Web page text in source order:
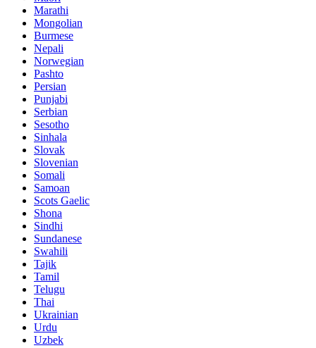
Marathi
Mongolian
Burmese
Nepali
Norwegian
Pashto
Persian
Punjabi
Serbian
Sesotho
Sinhala
Slovak
Slovenian
Somali
Samoan
Scots Gaelic
Shona
Sindhi
Sundanese
Swahili
Tajik
Tamil
Telugu
Thai
Ukrainian
Urdu
Uzbek